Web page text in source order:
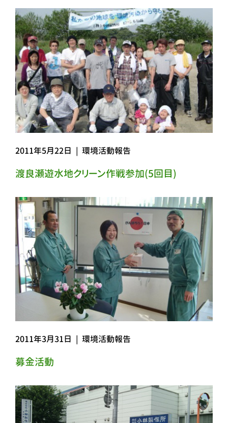
2011年5月22日 | 環境活動報告
渡良瀬遊水地クリーン作戦参加(5回目)
2011年3月31日 | 環境活動報告
募金活動